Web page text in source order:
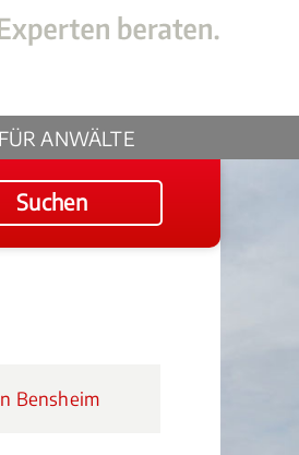
FÜR ANWÄLTE
Suchen
Bensheim